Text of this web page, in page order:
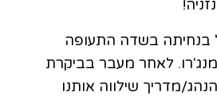
בנחיתה בשדה התעופה
לאחר מעבר בביקרת
מדריך שילווה אותנו